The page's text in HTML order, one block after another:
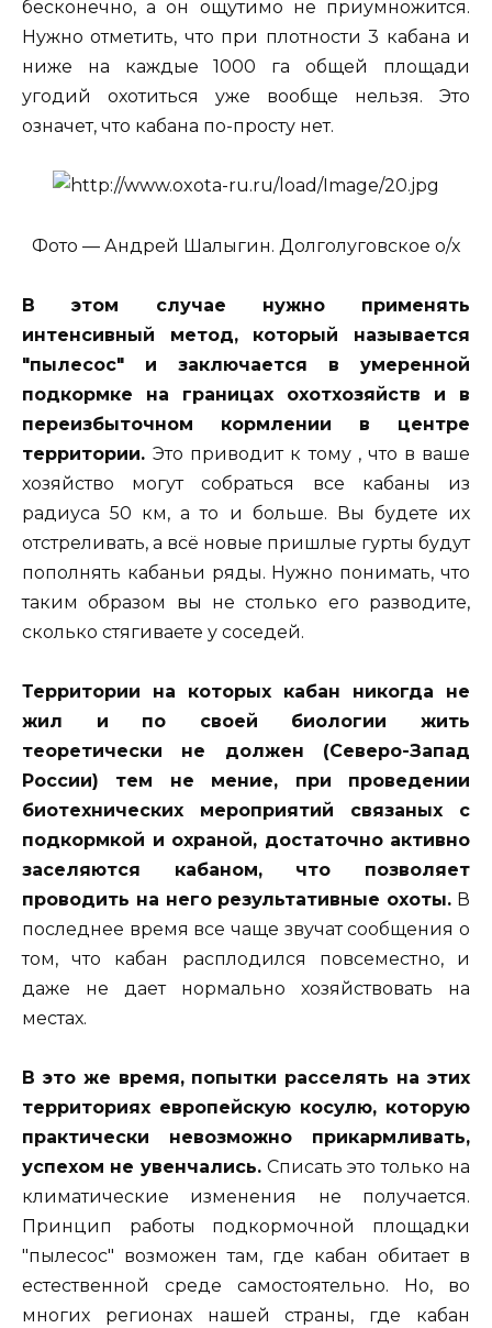
бесконечно, а он ощутимо не приумножится.
Нужно отметить, что при плотности 3 кабана и
ниже на каждые 1000 га общей площади
угодий охотиться уже вообще нельзя. Это
означет, что кабана по-просту нет.
Фото — Андрей Шалыгин. Долголуговское о/х
В этом случае нужно применять
интенсивный метод, который называется
"пылесос" и заключается в умеренной
подкормке на границах охотхозяйств и в
переизбыточном кормлении в центре
территории.Это приводит к тому , что в ваше
хозяйство могут собраться все кабаны из
радиуса 50 км, а то и больше. Вы будете их
отстреливать, а всё новые пришлые гурты будут
пополнять кабаньи ряды. Нужно понимать, что
таким образом вы не столько его разводите,
сколько стягиваете у соседей.
Территории на которых кабан никогда не
жил и по своей биологии жить
теоретически не должен (Северо-Запад
России) тем не мение, при проведении
биотехнических мероприятий связаных с
подкормкой и охраной, достаточно активно
заселяются кабаном, что позволяет
проводить на него результативные охоты. В
последнее время все чаще звучат сообщения о
том, что кабан расплодился повсеместно, и
даже не дает нормально хозяйствовать на
местах.
В это же время, попытки расселять на этих
территориях европейскую косулю, которую
практически невозможно прикармливать,
успехом не увенчались. Списать это только на
климатические изменения не получается.
Принцип работы подкормочной площадки
"пылесос" возможен там, где кабан обитает в
естественной среде самостоятельно. Но, во
многих регионах нашей страны, где кабан